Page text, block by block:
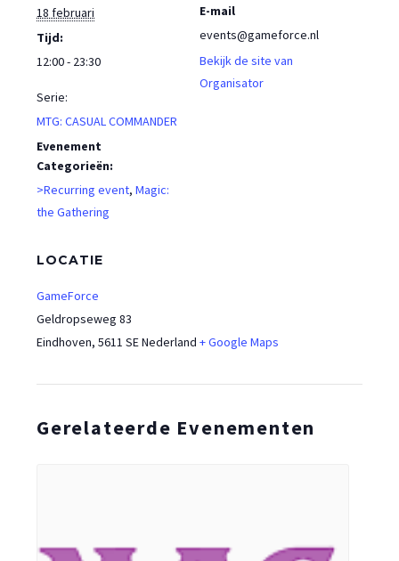
18 februari
Tijd:
12:00 - 23:30
Serie:
MTG: CASUAL COMMANDER
Evenement
Categorieën:
>Recurring event, Magic:
the Gathering
LOCATIE
GameForce
Geldropseweg 83
Eindhoven, 5611 SENederland + Google Maps
E-mail
events@gameforce.nl
Bekijk de site van
Organisator
Gerelateerde Evenementen